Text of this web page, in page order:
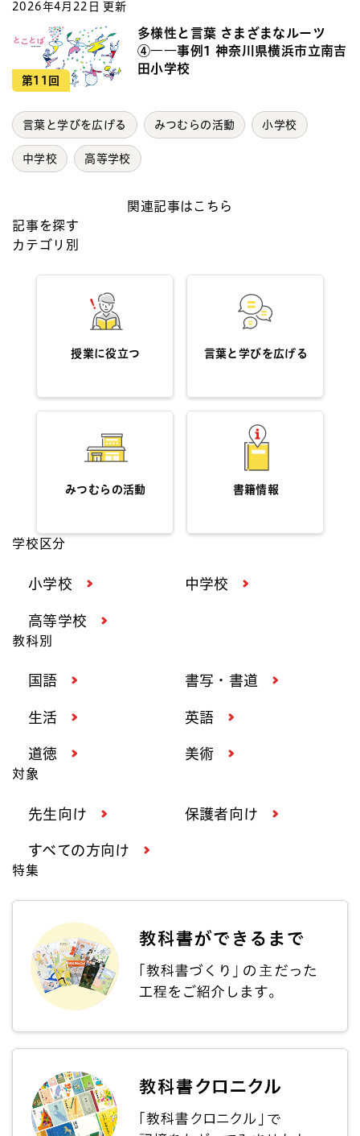
2026年4月22日 更新
第11回
多様性と言葉 さまざまなルーツ
④――事例1 神奈川県横浜市立南吉
田小学校
言葉と学びを広げる みつむらの活動 小学校
中学校 高等学校
関連記事はこちら
記事を探す
カテゴリ別
授業に役立つ 言葉と学びを広げる
みつむらの活動 書籍情報
学校区分
小学校 中学校
高等学校
教科別
国語 書写・書道
生活 英語
道徳 美術
対象
先生向け 保護者向け
すべての方向け
特集